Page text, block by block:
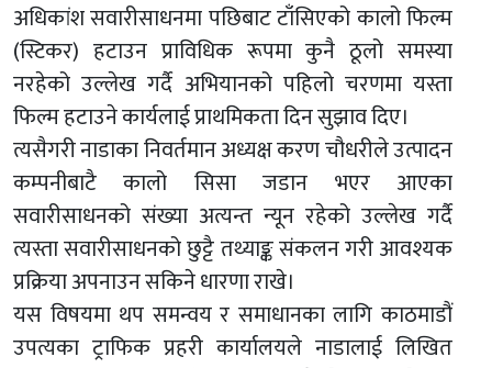
अधिकांश सवारीसाधनमा पछिबाट टाँसिएको कालो फिल्म
(स्टिकर) हटाउन प्राविधिक रूपमा कुनै ठूलो समस्या
नरहेको उल्लेख गर्दै अभियानको पहिलो चरणमा यस्ता
फिल्म हटाउने कार्यलाई प्राथमिकता दिन सुझाव दिए।
त्यसैगरी नाडाका निवर्तमान अध्यक्ष करण चौधरीले उत्पादन
कम्पनीबाटै कालो सिसा जडान भएर आएका
सवारीसाधनको संख्या अत्यन्त न्यून रहेको उल्लेख गर्दै
त्यस्ता सवारीसाधनको छुट्टै तथ्याङ्क संकलन गरी आवश्यक
प्रक्रिया अपनाउन सकिने धारणा राखे।
यस विषयमा थप समन्वय र समाधानका लागि काठमाडौं
उपत्यका ट्राफिक प्रहरी कार्यालयले नाडालाई लिखित